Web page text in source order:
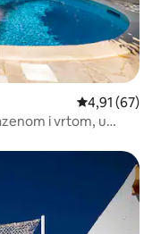
Prosječna
4,91 (67)
i vrtom, u